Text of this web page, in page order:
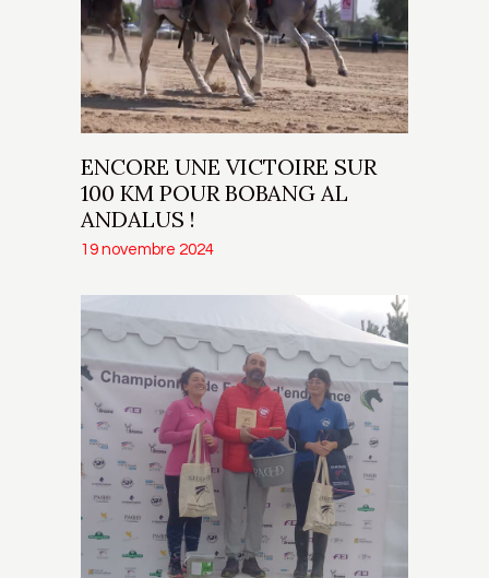
ENCORE UNE VICTOIRE SUR
100 KM POUR BOBANG AL
ANDALUS !
19 novembre 2024